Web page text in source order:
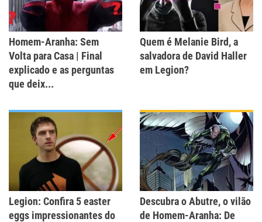
Homem-Aranha: Sem
Volta para Casa | Final
explicado e as perguntas
que deix...
Quem é Melanie Bird, a
salvadora de David Haller
em Legion?
Legion: Confira 5 easter
eggs impressionantes do
Descubra o Abutre, o vilão
de Homem-Aranha: De